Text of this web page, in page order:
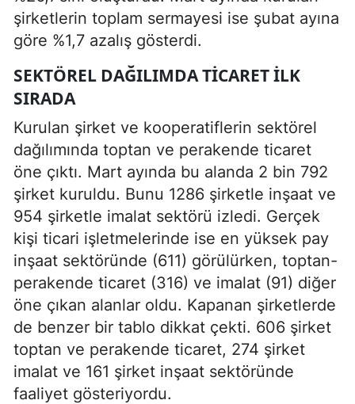
şirketlerin toplam sermayesi ise şubat ayına
göre %1,7 azalış gösterdi.
SEKTÖREL DAĞILIMDA TICARET ILK
SIRADA
Kurulan şirket ve kooperatiflerin sektörel
dağılımında toptan ve perakende ticaret
öne çıktı. Mart ayında bu alanda 2 bin 792
şirket kuruldu. Bunu 1286 şirketle inşaat ve
954 şirketle imalat sektörü izledi. Gerçek
kişi ticari işletmelerinde ise en yüksek pay
inşaat sektöründe (611) görülürken, toptan-
perakende ticaret (316) ve imalat (91) diğer
öne çıkan alanlar oldu. Kapanan şirketlerde
de benzer bir tablo dikkat çekti. 606 şirket
toptan ve perakende ticaret, 274 şirket
imalat ve 161 şirket inşaat sektöründe
faaliyet gösteriyordu.